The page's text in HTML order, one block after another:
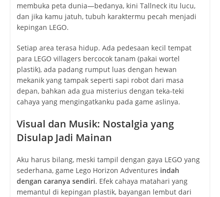
membuka peta dunia—bedanya, kini Tallneck itu lucu,
dan jika kamu jatuh, tubuh karaktermu pecah menjadi
kepingan LEGO.
Setiap area terasa hidup. Ada pedesaan kecil tempat
para LEGO villagers bercocok tanam (pakai wortel
plastik), ada padang rumput luas dengan hewan
mekanik yang tampak seperti sapi robot dari masa
depan, bahkan ada gua misterius dengan teka-teki
cahaya yang mengingatkanku pada game aslinya.
Visual dan Musik: Nostalgia yang
Disulap Jadi Mainan
Aku harus bilang, meski tampil dengan gaya LEGO yang
sederhana, game Lego Horizon Adventures indah
dengan caranya sendiri. Efek cahaya matahari yang
memantul di kepingan plastik, bayangan lembut dari